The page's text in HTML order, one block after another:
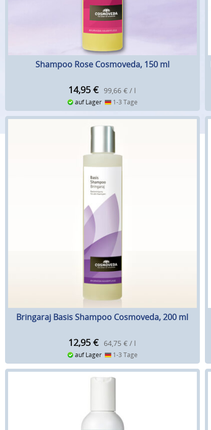
Shampoo Rose Cosmoveda, 150 ml
14,95 € 99,66 € / l
auf Lager 1-3 Tage
Bringaraj Basis Shampoo Cosmoveda, 200 ml
12,95 € 64,75 € / l
auf Lager 1-3 Tage